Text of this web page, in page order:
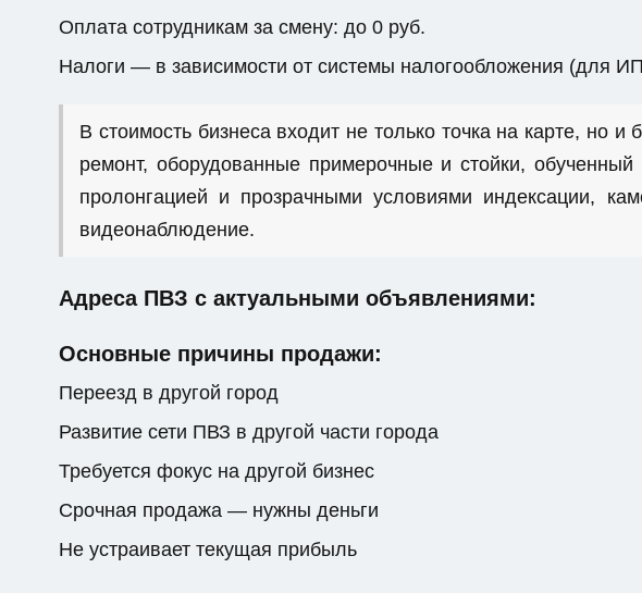
Оплата сотрудникам за смену: до 0 руб.
Налоги — в зависимости от системы налогообложения (для
В стоимость бизнеса входит не только точка на карте, но и
ремонт, оборудованные примерочные и стойки,
пролонгацией и прозрачными условиями индексации,
видеонаблюдение.
Адреса ПВЗ с актуальными объявлениями:
Основные причины продажи:
Переезд в другой город
Развитие сети ПВЗ в другой части города
Требуется фокус на другой бизнес
Срочная продажа — нужны деньги
Не устраивает текущая прибыль